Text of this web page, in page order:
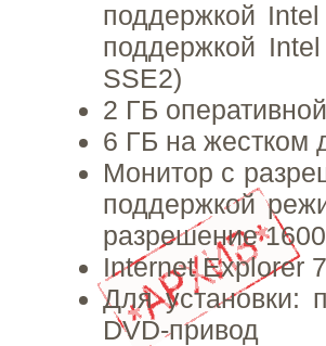
поддержкой
поддержкой
SSE2)
2 ГБ
6 ГБ на жестком
Монитор с
поддержкой
разрешение
Internet Explorer
Для установки:
DVD-привод